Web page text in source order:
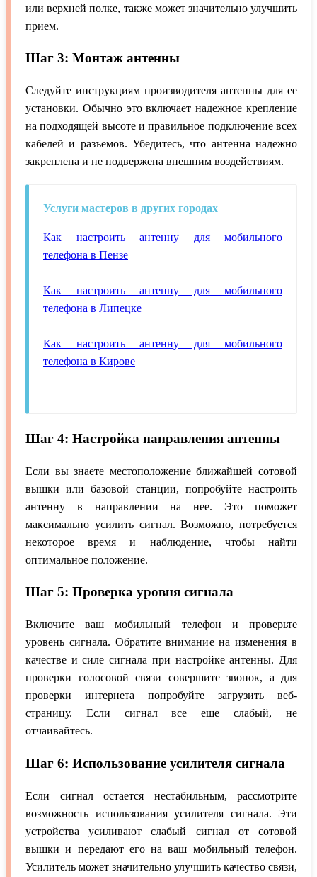
или верхней полке, также может значительно улучшить
прием.
Шаг 3: Монтаж антенны
Следуйте инструкциям производителя антенны для ее
установки. Обычно это включает надежное крепление
на подходящей высоте и правильное подключение всех
кабелей и разъемов. Убедитесь, что антенна надежно
закреплена и не подвержена внешним воздействиям.
Услуги мастеров в других городах
Как настроить антенну для мобильного
телефона в Пензе
Как настроить антенну для мобильного
телефона в Липецке
Как настроить антенну для мобильного
телефона в Кирове
Шаг 4: Настройка направления антенны
Если вы знаете местоположение ближайшей сотовой
вышки или базовой станции, попробуйте настроить
антенну в направлении на нее. Это поможет
максимально усилить сигнал. Возможно, потребуется
некоторое время и наблюдение, чтобы найти
оптимальное положение.
Шаг 5: Проверка уровня сигнала
Включите ваш мобильный телефон и проверьте
уровень сигнала. Обратите внимание на изменения в
качестве и силе сигнала при настройке антенны. Для
проверки голосовой связи совершите звонок, а для
проверки интернета попробуйте загрузить веб-
страницу. Если сигнал все еще слабый, не
отчаивайтесь.
Шаг 6: Использование усилителя сигнала
Если сигнал остается нестабильным, рассмотрите
возможность использования усилителя сигнала. Эти
устройства усиливают слабый сигнал от сотовой
вышки и передают его на ваш мобильный телефон.
Усилитель может значительно улучшить качество связи,